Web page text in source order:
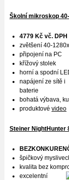
Školní mikroskop
4779 Kč vč. DPH
zvětšení 40-1280x
připojení na PC
křížový stolek
horní a spodní
napájení ze sítě i
baterie
bohatá výbava,
produktové video
Steiner NightHunter
špičkový
kvalita bez
excelentní